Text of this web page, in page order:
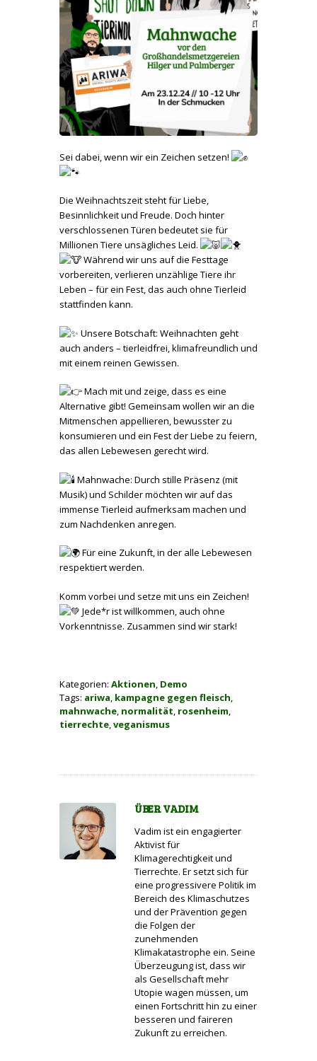
Sei dabei, wenn wir ein Zeichen setzen!
Die Weihnachtszeit steht für Liebe,
Besinnlichkeit und Freude. Doch hinter
verschlossenen Türen bedeutet sie für
Millionen Tiere unsägliches Leid.
Während wir uns auf die Festtage
vorbereiten, verlieren unzählige Tiere ihr
Leben – für ein Fest, das auch ohne Tierleid
stattfinden kann.
Unsere Botschaft: Weihnachten geht
auch anders – tierleidfrei, klimafreundlich und
mit einem reinen Gewissen.
Mach mit und zeige, dass es eine
Alternative gibt! Gemeinsam wollen wir an die
Mitmenschen appellieren, bewusster zu
konsumieren und ein Fest der Liebe zu feiern,
das allen Lebewesen gerecht wird.
Mahnwache: Durch stille Präsenz (mit
Musik) und Schilder möchten wir auf das
immense Tierleid aufmerksam machen und
zum Nachdenken anregen.
Für eine Zukunft, in der alle Lebewesen
respektiert werden.
Komm vorbei und setze mit uns ein Zeichen!
Jede*r ist willkommen, auch ohne
Vorkenntnisse. Zusammen sind wir stark!
Kategorien: Aktionen, Demo
Tags: ariwa, kampagne gegen fleisch,
mahnwache, normalität, rosenheim,
tierrechte,veganismus
ÜBERVADIM
Vadim ist ein engagierter
Aktivist für
Klimagerechtigkeit und
Tierrechte. Er setzt sich für
eine progressivere Politik im
Bereich des Klimaschutzes
und der Prävention gegen
die Folgen der
zunehmenden
Klimakatastrophe ein. Seine
Überzeugung ist, dass wir
als Gesellschaft mehr
Utopie wagen müssen, um
einen Fortschritt hin zu einer
besseren und faireren
Zukunft zu erreichen.